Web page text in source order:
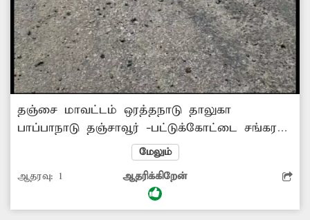
தஞ்சை மாவட்டம் ஒரத்தநாடு தாலுகா
பாப்பாநாடு தஞ்சாவூர் -பட்டுக்கோட்டை சங்கரன்
தெரு தெற்கு பிரிவில் குண்டும்,குழியுமாக
சாலையால் கடந்த சில நாட்களாக அதிக
விபத்துகள் ஏற்பட்டுள்ளன.. குறிப்பாக இருசக்கர
வாகனங்களில் பயணிப்பவர்கள் அதிக அளவில்
மேலும்
ஆதரவு: 1 ஆதரிக்கிறேன்